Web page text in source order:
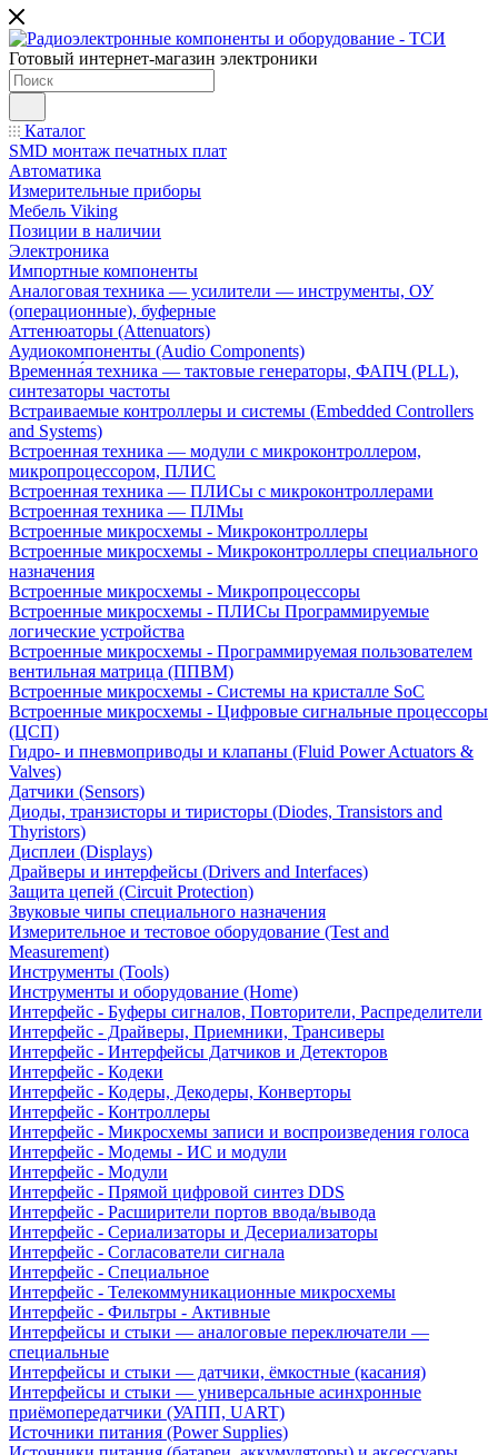
Готовый интернет-магазин электроники
Каталог
SMD монтаж печатных плат
Автоматика
Измерительные приборы
Мебель Viking
Позиции в наличии
Электроника
Импортные компоненты
Аналоговая техника — усилители — инструменты, ОУ
(операционные), буферные
Аттенюаторы (Attenuators)
Аудиокомпоненты (Audio Components)
Временна́я техника — тактовые генераторы, ФАПЧ (PLL),
синтезаторы частоты
Встраиваемые контроллеры и системы (Embedded Controllers
and Systems)
Встроенная техника — модули с микроконтроллером,
микропроцессором, ПЛИС
Встроенная техника — ПЛИСы с микроконтроллерами
Встроенная техника — ПЛМы
Встроенные микросхемы - Микроконтроллеры
Встроенные микросхемы - Микроконтроллеры специального
назначения
Встроенные микросхемы - Микропроцессоры
Встроенные микросхемы - ПЛИСы Программируемые
логические устройства
Встроенные микросхемы - Программируемая пользователем
вентильная матрица (ППВМ)
Встроенные микросхемы - Системы на кристалле SoC
Встроенные микросхемы - Цифровые сигнальные процессоры
(ЦСП)
Гидро- и пневмоприводы и клапаны (Fluid Power Actuators &
Valves)
Датчики (Sensors)
Диоды, транзисторы и тиристоры (Diodes, Transistors and
Thyristors)
Дисплеи (Displays)
Драйверы и интерфейсы (Drivers and Interfaces)
Защита цепей (Circuit Protection)
Звуковые чипы специального назначения
Измерительное и тестовое оборудование (Test and
Measurement)
Инструменты (Tools)
Инструменты и оборудование (Home)
Интерфейс - Буферы сигналов, Повторители, Распределители
Интерфейс - Драйверы, Приемники, Трансиверы
Интерфейс - Интерфейсы Датчиков и Детекторов
Интерфейс - Кодеки
Интерфейс - Кодеры, Декодеры, Конверторы
Интерфейс - Контроллеры
Интерфейс - Микросхемы записи и воспроизведения голоса
Интерфейс - Модемы - ИС и модули
Интерфейс - Модули
Интерфейс - Прямой цифровой синтез DDS
Интерфейс - Расширители портов ввода/вывода
Интерфейс - Сериализаторы и Десериализаторы
Интерфейс - Согласователи сигнала
Интерфейс - Специальное
Интерфейс - Телекоммуникационные микросхемы
Интерфейс - Фильтры - Активные
Интерфейсы и стыки — аналоговые переключатели —
специальные
Интерфейсы и стыки — датчики, ёмкостные (касания)
Интерфейсы и стыки — универсальные асинхронные
приёмопередатчики (УАПП, UART)
Источники питания (Power Supplies)